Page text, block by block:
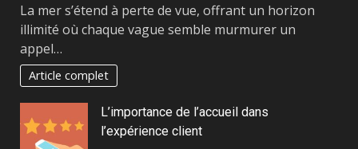
La mer s’étend à perte de vue, offrant un horizon
illimité où chaque vague semble murmurer un
appel…
Article complet
L’importance de l’accueil dans
l’expérience client